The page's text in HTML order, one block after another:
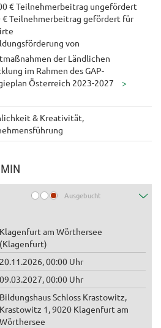
€ Teilnehmerbeitrag ungefördert
€ Teilnehmerbeitrag gefördert für
von
der Ländlichen
im Rahmen des GAP-
Österreich 2023-2027
& Kreativität,
Ausgebucht
Klagenfurt am Wörthersee
(Klagenfurt)
20.11.2026, 00:00 Uhr
09.03.2027, 00:00 Uhr
Bildungshaus Schloss Krastowitz,
Krastowitz 1, 9020 Klagenfurt am
Wörthersee